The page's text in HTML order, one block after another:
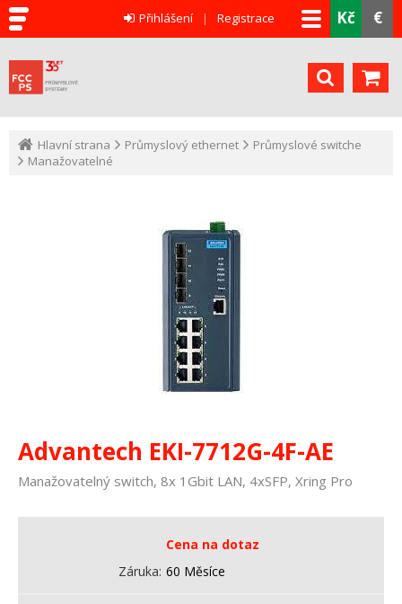
Kč €
Přihlášení Registrace
Hlavní strana Průmyslový ethernet
Průmyslové switche
Manažovatelné
Advantech EKI-7712G-4F-AE
Manažovatelný switch, 8x 1Gbit LAN, 4xSFP, Xring Pro
Cena na dotaz
Záruka 60 Měsíce